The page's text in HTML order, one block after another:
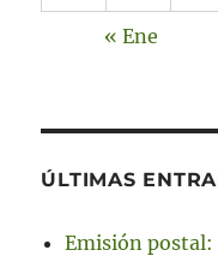
« Ene
ÚLTIMAS
Emisión postal: